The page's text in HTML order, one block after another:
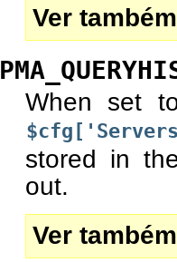
Ver também
When set
stored in
out.
Ver também